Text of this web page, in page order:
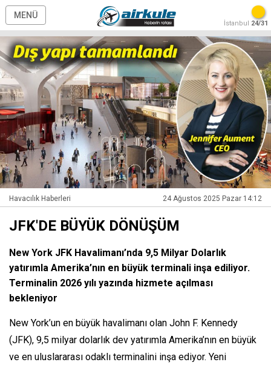
MENÜ
İstanbul 24/31
Havacılık Haberleri 24 Ağustos 2025 Pazar 14:12
JFK'DE BÜYÜK DÖNÜŞÜM
New York JFK Havalimanı’nda 9,5 Milyar Dolarlık
yatırımla Amerika’nın en büyük terminali inşa ediliyor.
Terminalin 2026 yılı yazında hizmete açılması
bekleniyor
New York’un en büyük havalimanı olan John F. Kennedy
(JFK), 9,5 milyar dolarlık dev yatırımla Amerika’nın en büyük
ve en uluslararası odaklı terminalini inşa ediyor. Yeni